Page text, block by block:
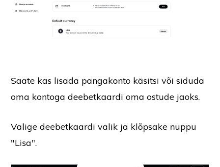
Saate kas lisada pangakonto käsitsi või siduda
oma kontoga deebetkaardi oma ostude jaoks.
Valige deebetkaardi valik ja klõpsake nuppu
"Lisa".